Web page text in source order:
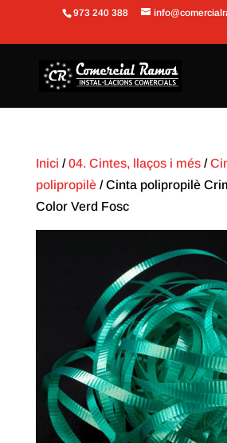
Obre la barra d'eines
973 240 388
Inici /04. Cintes, llaços i més/
polipropilè/ Cinta polipropilè
Color Verd Fosc